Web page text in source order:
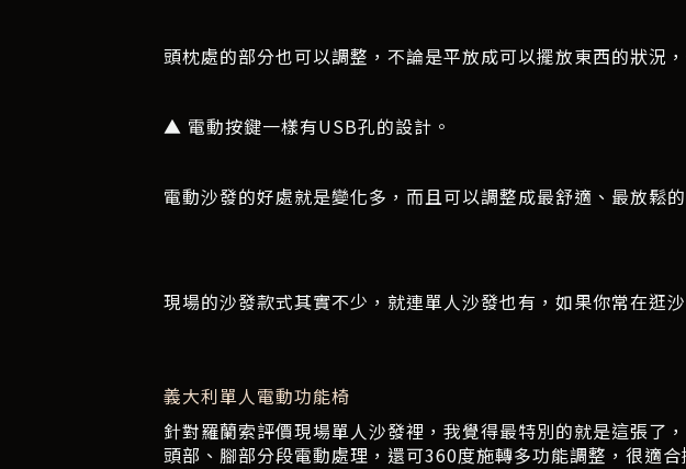
頭枕處的部分也可以調整，不論是平放成可以擺放東西的狀況
▲ 電動按鍵一樣有USB孔的設計。
電動沙發的好處就是變化多，而且可以調整成最舒適、最放鬆
現場的沙發款式其實不少，就連單人沙發也有，如果你常在逛
義大利單人電動功能椅
針對羅蘭索評價現場單人沙發裡，我覺得最特別的就是這張了
頭部、腳部分段電動處理，還可360度施轉多功能調整，很適